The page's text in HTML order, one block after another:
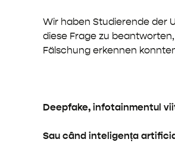
Wir haben Studierende der
diese Frage zu
Fälschung erkennen
Deepfake, infotainmentul
Sau când inteligența